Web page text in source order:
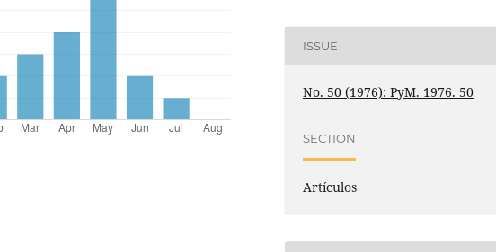
ISSUE
No. 50 (1976): PyM. 1976. 50
SECTION
Artículos